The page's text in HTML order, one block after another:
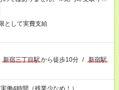
）
として実費支給
新宿三丁目駅から徒歩10分 / 新宿駅
働4時間（残業少なめ！）